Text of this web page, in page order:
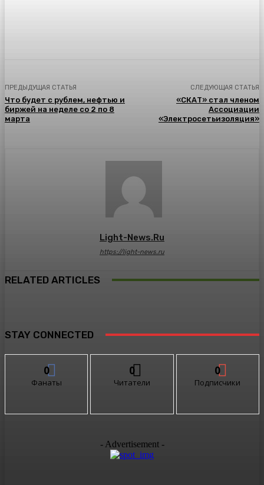
ПРЕДЫДУЩАЯ СТАТЬЯ
Что будет с рублем, нефтью и
биржей на неделе со 2 по 8
марта
СЛЕДУЮЩАЯ СТАТЬЯ
«СКАТ» стал членом
Ассоциации
«Электросетьизоляция»
Light-News.ru
https://light-news.ru
RELATED ARTICLES
STAY CONNECTED
0
Фанаты
0
Читатели
0
Подписчики
- Advertisement -